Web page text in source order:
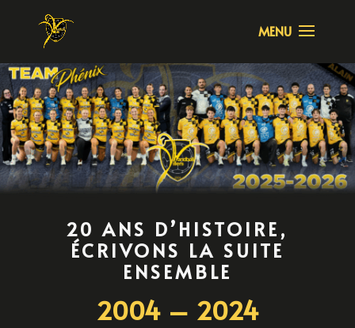
20 ANS D’HISTOIRE,
ÉCRIVONS LA SUITE
ENSEMBLE
2004 – 2024